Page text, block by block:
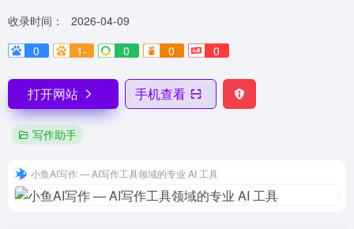
收录时间：
2026-04-09
0
1- 0 0 0
打开网站 手机查看
写作助手
小鱼AI写作 — AI写作工具领域的专业 AI 工具